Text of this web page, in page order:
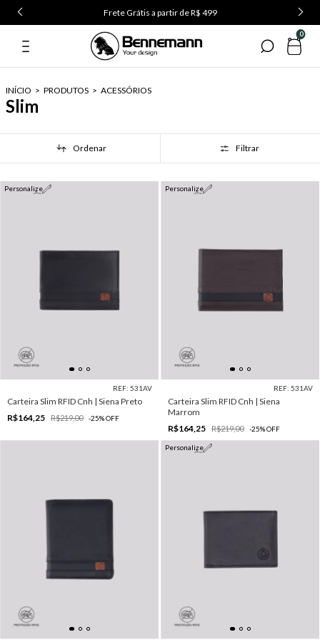
Frete Grátis a partir de R$ 499
0
INÍCIO > PRODUTOS > ACESSÓRIOS
Slim
Ordenar Filtrar
Personalize
REF: 531AV
Carteira Slim RFID Cnh | Siena Preto
R$164,25
R$219,00 -25%OFF
Personalize
REF: 531AV
Carteira Slim RFID Cnh | Siena
Marrom
R$164,25
R$219,00 -25%OFF
Personalize